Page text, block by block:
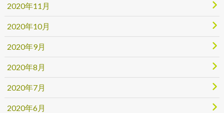
2020年11月
2020年10月
2020年9月
2020年8月
2020年7月
2020年6月